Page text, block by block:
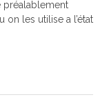
préalablement
les utilise a l’état